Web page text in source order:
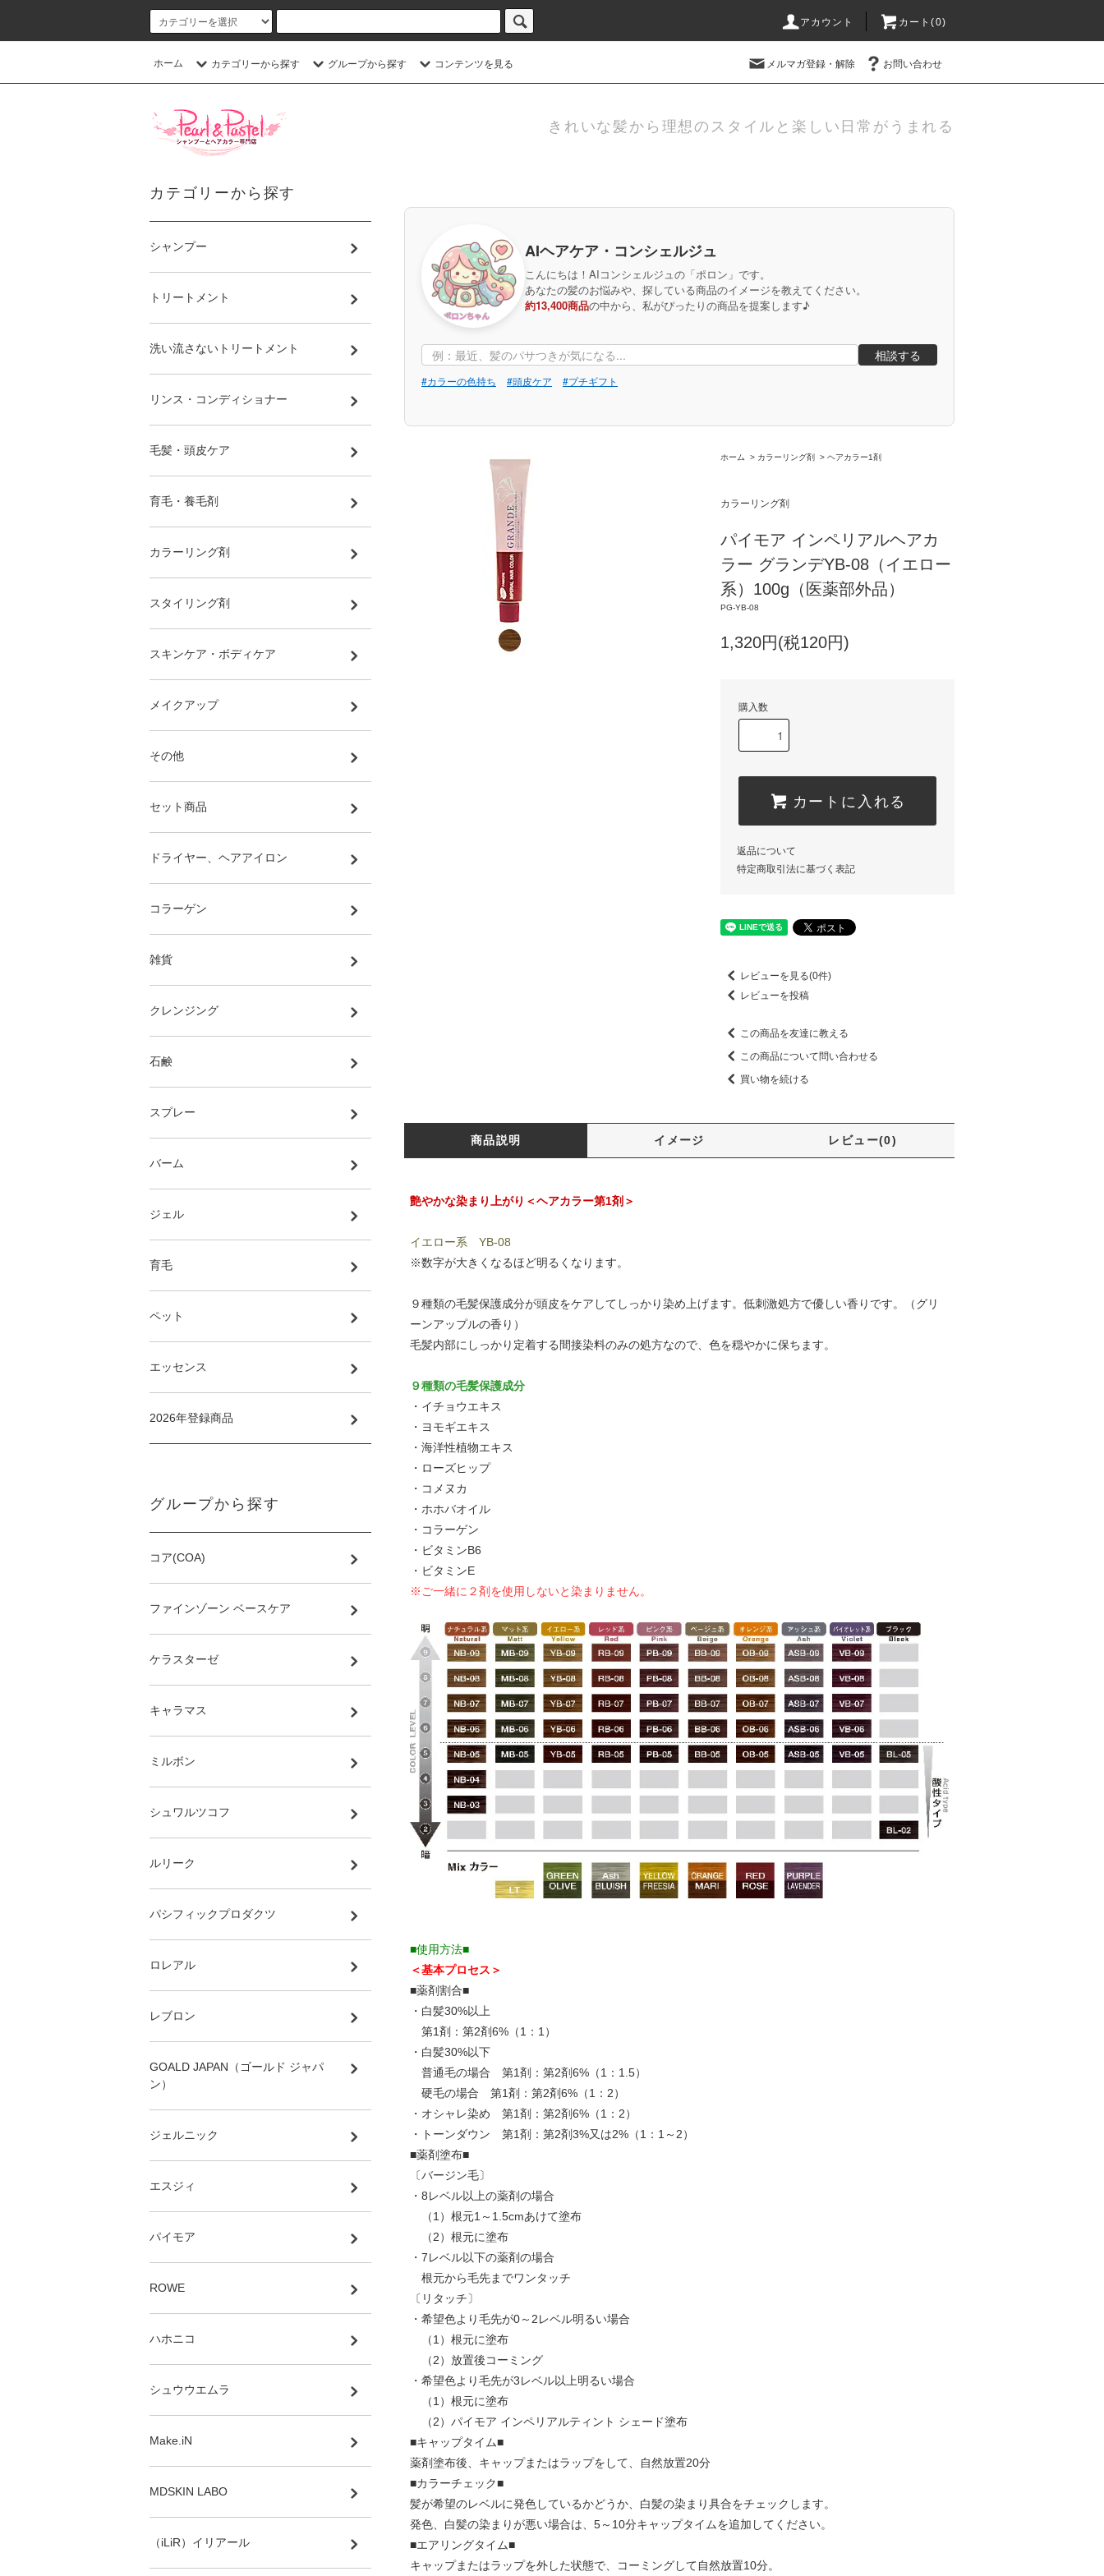
アカウント カート(0)
ホーム カテゴリーから探す グループから探す コンテンツを見る メルマガ登録・解除 お問い合わせ
きれいな髪から理想のスタイルと楽しい日常がうまれる
AIヘアケア・コンシェルジュ
こんにちは！AIコンシェルジュの「ポロン」です。
あなたの髪のお悩みや、探している商品のイメージを教えてください。
約13,400商品の中から、私がぴったりの商品を提案します♪
相談する
#カラーの色持ち #頭皮ケア #プチギフト
ホーム > カラーリング剤 > ヘアカラー1剤
カラーリング剤
パイモア インペリアルヘアカ
ラー グランデYB-08（イエロー
系）100g（医薬部外品）
PG-YB-08
1,320円(税120円)
購入数
カートに入れる
返品について
特定商取引法に基づく表記
レビューを見る(0件)
レビューを投稿
この商品を友達に教える
この商品について問い合わせる
買い物を続ける
商品説明 イメージ レビュー(0)
艶やかな染まり上がり＜ヘアカラー第1剤＞
イエロー系 YB-08
※数字が大きくなるほど明るくなります。
９種類の毛髪保護成分が頭皮をケアしてしっかり染め上げます。低刺激処方で優しい香りです。（グリ
ーンアップルの香り）
毛髪内部にしっかり定着する間接染料のみの処方なので、色を穏やかに保ちます。
９種類の毛髪保護成分
・イチョウエキス
・ヨモギエキス
・海洋性植物エキス
・ローズヒップ
・コメヌカ
・ホホバオイル
・コラーゲン
・ビタミンB6
・ビタミンE
※ご一緒に２剤を使用しないと染まりません。
■使用方法■
＜基本プロセス＞
■薬剤割合■
・白髪30%以上
第1剤：第2剤6%（1：1）
・白髪30%以下
普通毛の場合 第1剤：第2剤6%（1：1.5）
硬毛の場合 第1剤：第2剤6%（1：2）
・オシャレ染め 第1剤：第2剤6%（1：2）
・トーンダウン 第1剤：第2剤3%又は2%（1：1～2）
■薬剤塗布■
〔バージン毛〕
・8レベル以上の薬剤の場合
（1）根元1～1.5cmあけて塗布
（2）根元に塗布
・7レベル以下の薬剤の場合
根元から毛先までワンタッチ
〔リタッチ〕
・希望色より毛先が0～2レベル明るい場合
（1）根元に塗布
（2）放置後コーミング
・希望色より毛先が3レベル以上明るい場合
（1）根元に塗布
（2）パイモア インペリアルティント シェード塗布
■キャップタイム■
薬剤塗布後、キャップまたはラップをして、自然放置20分
■カラーチェック■
髪が希望のレベルに発色しているかどうか、白髪の染まり具合をチェックします。
発色、白髪の染まりが悪い場合は、5～10分キャップタイムを追加してください。
■エアリングタイム■
キャップまたはラップを外した状態で、コーミングして自然放置10分。
カテゴリーから探す
シャンプー
トリートメント
洗い流さないトリートメント
リンス・コンディショナー
毛髪・頭皮ケア
育毛・養毛剤
カラーリング剤
スタイリング剤
スキンケア・ボディケア
メイクアップ
その他
セット商品
ドライヤー、ヘアアイロン
コラーゲン
雑貨
クレンジング
石鹸
スプレー
バーム
ジェル
育毛
ペット
エッセンス
2026年登録商品
グループから探す
コア(COA)
ファインゾーン ベースケア
ケラスターゼ
キャラマス
ミルボン
シュワルツコフ
ルリーク
パシフィックプロダクツ
ロレアル
レブロン
GOALD JAPAN（ゴールド ジャパ
ン）
ジェルニック
エスジィ
パイモア
ROWE
ハホニコ
シュウウエムラ
Make.iN
MDSKIN LABO
（iLiR）イリアール